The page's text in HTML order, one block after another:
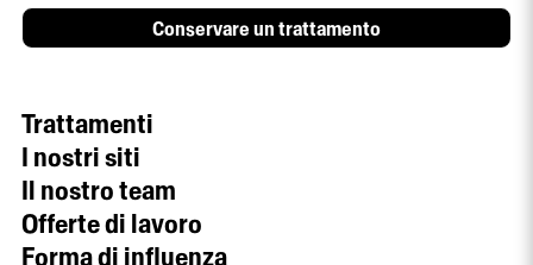
Conservare un trattamento
Trattamenti
I nostri siti
Il nostro team
Offerte di lavoro
Forma di influenza